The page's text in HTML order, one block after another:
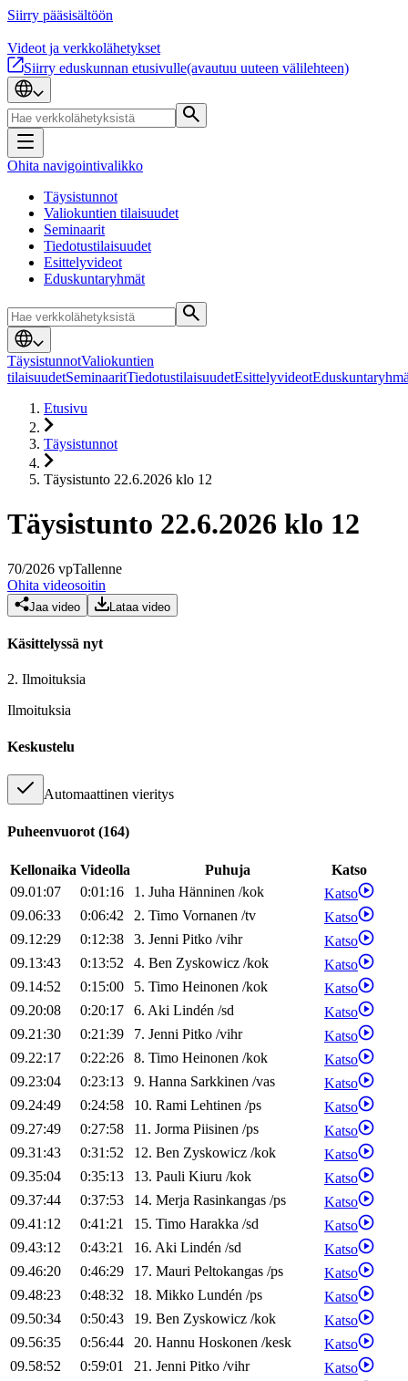
Siirry pääsisältöön
Videot ja verkkolähetykset
Siirry eduskunnan etusivulle(avautuu uuteen välilehteen)
Ohita navigointivalikko
Täysistunnot
Valiokuntien tilaisuudet
Seminaarit
Tiedotustilaisuudet
Esittelyvideot
Eduskuntaryhmät
TäysistunnotValiokuntien
tilaisuudetSeminaaritTiedotustilaisuudetEsittelyvideot
Etusivu
Täysistunnot
Täysistunto 22.6.2026 klo 12
Täysistunto 22.6.2026 klo 12
70/2026 vpTallenne
Ohita videosoitin
Jaa video Lataa video
Käsittelyssä nyt
2. Ilmoituksia
Ilmoituksia
Keskustelu
Automaattinen vieritys
Puheenvuorot (164)
Kellonaika Videolla Puhuja
Katso
09.01:07
0:01:16 1. Juha Hänninen /kok
Katso
09.06:33
0:06:42 2. Timo Vornanen /tv
Katso
09.12:29
0:12:38 3. Jenni Pitko /vihr
Katso
09.13:43
0:13:52 4. Ben Zyskowicz /kok
Katso
09.14:52
0:15:00 5. Timo Heinonen /kok
Katso
09.20:08
0:20:17 6. Aki Lindén /sd
Katso
09.21:30
0:21:39 7. Jenni Pitko /vihr
Katso
09.22:17
0:22:26 8. Timo Heinonen /kok
Katso
09.23:04
0:23:13 9. Hanna Sarkkinen /vas
Katso
09.24:49
0:24:58 10. Rami Lehtinen /ps
Katso
09.27:49
0:27:58 11. Jorma Piisinen /ps
Katso
09.31:43
0:31:52 12. Ben Zyskowicz /kok
Katso
09.35:04
0:35:13 13. Pauli Kiuru /kok
Katso
09.37:44
0:37:53 14. Merja Rasinkangas /ps
Katso
09.41:12
0:41:21 15. Timo Harakka /sd
Katso
09.43:12
0:43:21 16. Aki Lindén /sd
Katso
09.46:20
0:46:29 17. Mauri Peltokangas /ps
Katso
09.48:23
0:48:32 18. Mikko Lundén /ps
Katso
09.50:34
0:50:43 19. Ben Zyskowicz /kok
Katso
09.56:35
0:56:44 20. Hannu Hoskonen /kesk
Katso
09.58:52
0:59:01 21. Jenni Pitko /vihr
Katso